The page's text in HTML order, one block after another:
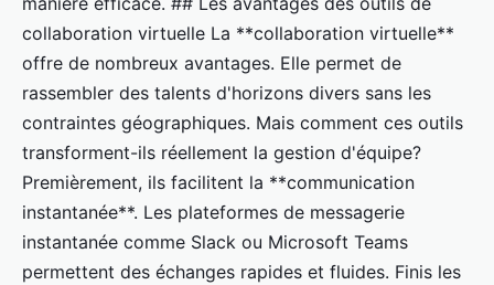
collaboration virtuelle La **collaboration virtuelle**
offre de nombreux avantages. Elle permet de
rassembler des talents d'horizons divers sans les
contraintes géographiques. Mais comment ces outils
transforment-ils réellement la gestion d'équipe?
Premièrement, ils facilitent la **communication
instantanée**. Les plateformes de messagerie
instantanée comme Slack ou Microsoft Teams
permettent des échanges rapides et fluides. Finis les